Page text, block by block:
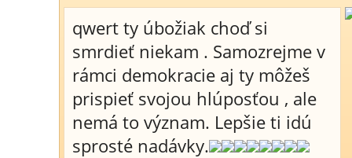
qwert ty úbožiak choď si
smrdieť niekam . Samozrejme v
rámci demokracie aj ty môžeš
prispieť svojou hlúposťou , ale
nemá to význam. Lepšie ti idú
sprosté nadávky.